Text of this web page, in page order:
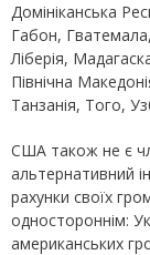
Домініканська
Габон,
Ліберія,
Північна
Танзанія, Того,
США також не є
альтернативний
рахунки своїх
одностороннім:
американських